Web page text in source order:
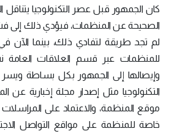
كان الجمهور قبل عصر التكنولوجيا يتناقل
الصحيحة عن المنظمات، فيؤدي ذلك إلى
لم تجد طريقة لتفادي ذلك، بينما الآن
للمنظمات عبر قسم العلاقات العامة
وإيصالها إلى الجمهور بكل بساطة
التكنولوجيا مثل إصدار مجلة إخبارية عن
موقع المنظمة، والاعتماد على